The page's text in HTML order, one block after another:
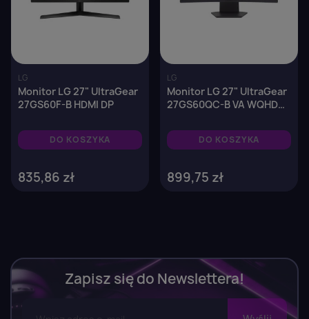
LG
Monitor LG 27" UltraGear
27GS60F-B HDMI DP
DO KOSZYKA
835,86 zł
LG
Monitor LG 27" UltraGear
27GS60QC-B VA WQHD
DO KOSZYKA
899,75 zł
Zapisz się do Newslettera!
Zaloguj się ×
You need to be logged in to save products in your
wish list.